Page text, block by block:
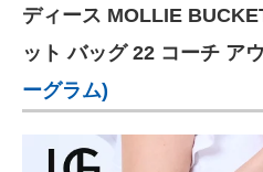
ディース MOLLIE
ット バッグ 22 コーチ ア
ーグラム)